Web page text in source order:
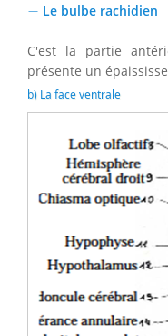
− Le bulbe rachidien
C'est la partie
présente un
b) La face ventrale